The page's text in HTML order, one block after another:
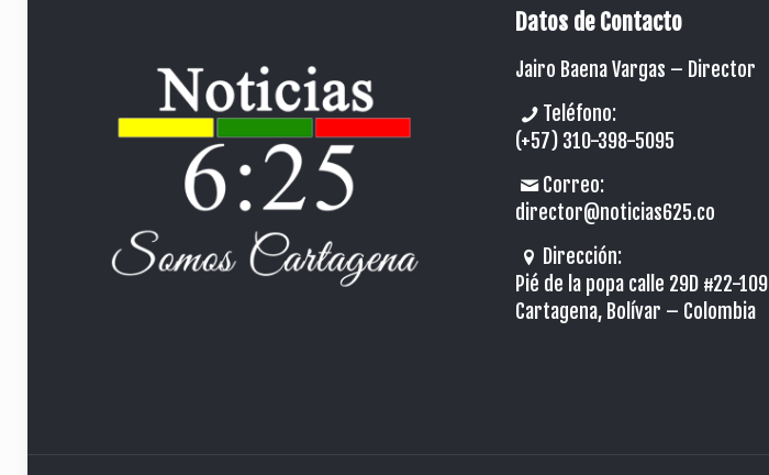
Datos de Contacto
Jairo Baena Vargas – Director
Teléfono:
(+57) 310-398-5095
Correo:
director@noticias625.co
Dirección:
Pié de la popa calle 29D #22-109
Cartagena, Bolívar – Colombia